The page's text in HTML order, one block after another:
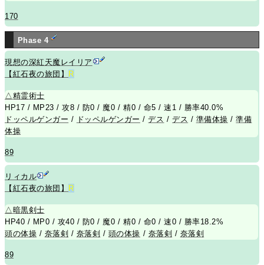
170
Phase 4
現想の深紅天魔レイリア
【紅石夜の旅団】
R
△ 精霊術士
HP17 / MP23 / 攻8 / 防0 / 魔0 / 精0 / 命5 / 速1 / 勝率40.0%
ドッペルゲンガー / ドッペルゲンガー /デス /デス / 準備体操 /準備
体操
89
リィカル
【紅石夜の旅団】
R
△ 暗黒剣士
HP40 / MP0 / 攻40 / 防0 / 魔0 / 精0 / 命0 / 速0 / 勝率18.2%
頭の体操 / 奈落剣 / 奈落剣 / 頭の体操 / 奈落剣 / 奈落剣
89